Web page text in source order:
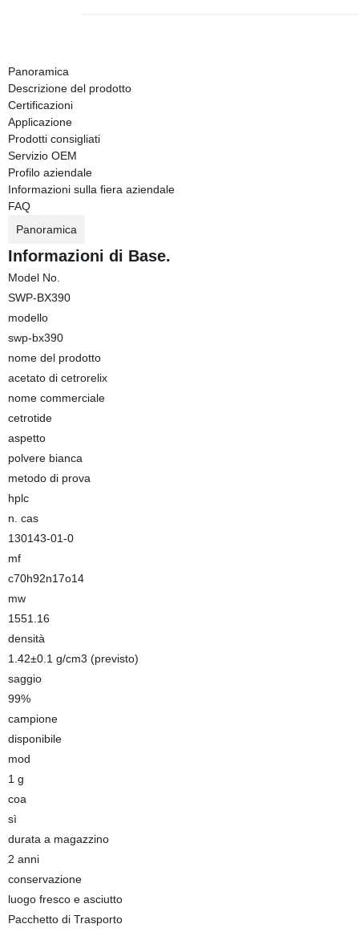
Panoramica
Descrizione del prodotto
Certificazioni
Applicazione
Prodotti consigliati
Servizio OEM
Profilo aziendale
Informazioni sulla fiera aziendale
FAQ
Panoramica
Informazioni di Base.
Model No.
SWP-BX390
modello
swp-bx390
nome del prodotto
acetato di cetrorelix
nome commerciale
cetrotide
aspetto
polvere bianca
metodo di prova
hplc
n. cas
130143-01-0
mf
c70h92n17o14
mw
1551.16
densità
1.42±0.1 g/cm3 (previsto)
saggio
99%
campione
disponibile
mod
1 g
coa
sì
durata a magazzino
2 anni
conservazione
luogo fresco e asciutto
Pacchetto di Trasporto